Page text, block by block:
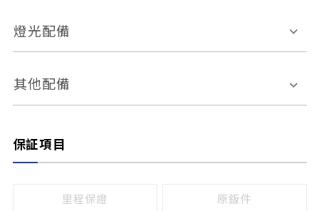
倒車雷達
無
有
引擎啟閉系統
燈光配備
感應頭燈
頭燈光源
其他配備
保証項目
里程保證 原鈑件